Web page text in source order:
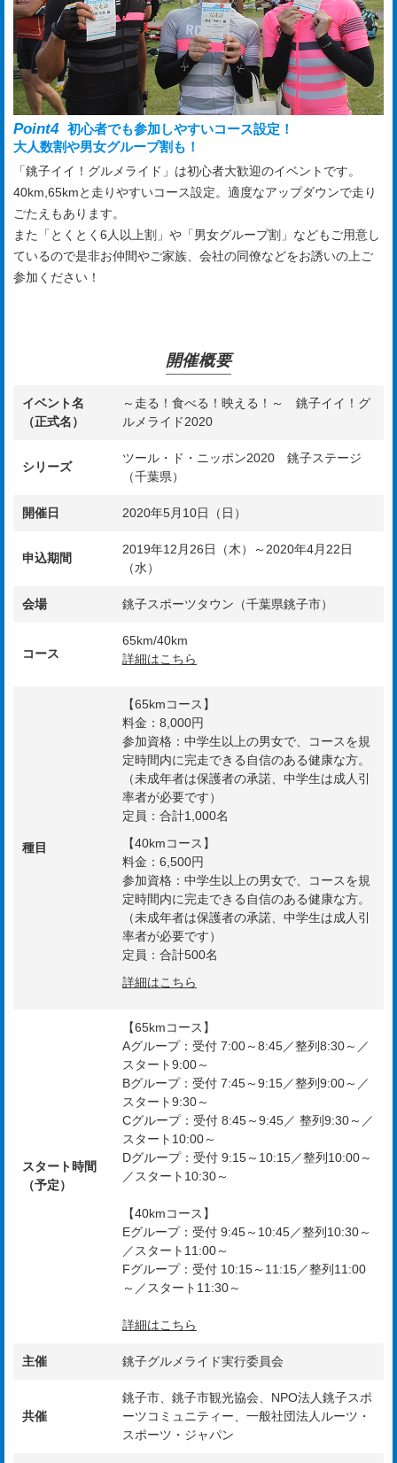
Point4 初心者でも参加しやすいコース設定！
大人数割や男女グループ割も！
「銚子イイ！グルメライド」は初心者大歓迎のイベントです。
40km,65kmと走りやすいコース設定。適度なアップダウンで走り
ごたえもあります。
また「とくとく6人以上割」や「男女グループ割」などもご用意し
ているので是非お仲間やご家族、会社の同僚などをお誘いの上ご
参加ください！
開催概要
イベント名
（正式名）
～走る！食べる！映える！～ 銚子イイ！グ
ルメライド2020
シリーズ
ツール・ド・ニッポン2020 銚子ステージ
（千葉県）
開催日 2020年5月10日（日）
申込期間
2019年12月26日（木）～2020年4月22日
（水）
会場 銚子スポーツタウン（千葉県銚子市）
コース
65km/40km
詳細はこちら
種目
【65kmコース】
料金：8,000円
参加資格：中学生以上の男女で、コースを規
定時間内に完走できる自信のある健康な方。
（未成年者は保護者の承諾、中学生は成人引
率者が必要です）
定員：合計1,000名
【40kmコース】
料金：6,500円
参加資格：中学生以上の男女で、コースを規
定時間内に完走できる自信のある健康な方。
（未成年者は保護者の承諾、中学生は成人引
率者が必要です）
定員：合計500名
詳細はこちら
スタート時間
（予定）
【65kmコース】
Aグループ：受付 7:00～8:45／整列8:30～／
スタート9:00～
Bグループ：受付 7:45～9:15／整列9:00～／
スタート9:30～
Cグループ：受付 8:45～9:45／ 整列9:30～／
スタート10:00～
Dグループ：受付 9:15～10:15／整列10:00～
／スタート10:30～
【40kmコース】
Eグループ：受付 9:45～10:45／整列10:30～
／スタート11:00～
Fグループ：受付 10:15～11:15／整列11:00
～／スタート11:30～
詳細はこちら
主催 銚子グルメライド実行委員会
共催
銚子市、銚子市観光協会、NPO法人銚子スポ
ーツコミュニティー、一般社団法人ルーツ・
スポーツ・ジャパン